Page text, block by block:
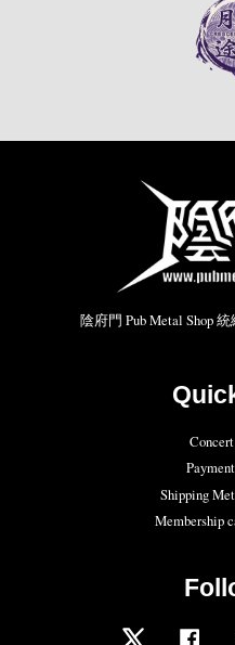
陰府門 Pub Metal Shop 統
Shipping
Membership
Twitter